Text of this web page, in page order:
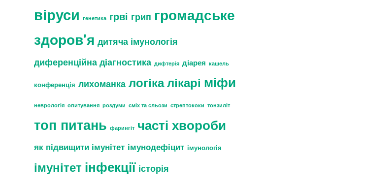
віруси генетика грві грип громадське
здоров'я дитяча імунологія
диференційна діагностика дифтерія діарея кашель
конференція лихоманка логікалікарі міфи
неврологія опитування роздуми сміх та сльози стрептококи тонзиліт
топ питань фарингіт часті хвороби
як підвищити імунітет імунодефіцит імунологія
імунітет інфекції історія